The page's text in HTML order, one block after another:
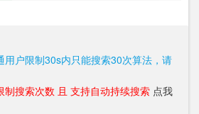
用户限制30s内只能搜索30次算法，请
制搜索次数 且 支持自动持续搜索 点我